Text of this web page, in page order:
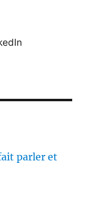
parler et